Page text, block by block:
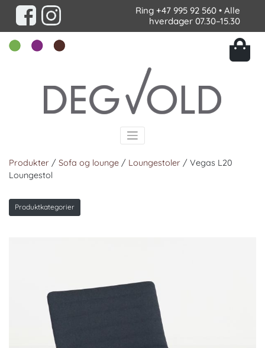
Ring +47 995 92 560 • Alle
hverdager 07.30–15.30
Produkter / Sofa og lounge / Loungestoler / Vegas L20
Loungestol
Produktkategorier